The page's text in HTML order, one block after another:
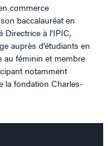
commerce
baccalauréat en
Directrice à l’IPIC,
auprès d’étudiants en
au féminin et membre
notamment
la fondation Charles-